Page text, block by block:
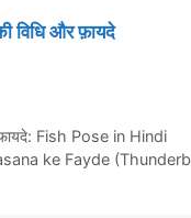
विधि और फ़ायदे
फायदे: Fish Pose in Hindi
ke Fayde